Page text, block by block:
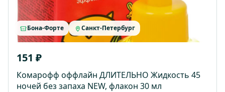
Бона-Форте Санкт-Петербург
151 ₽
Комарофф оффлайн ДЛИТЕЛЬНО Жидкость 45
ночей без запаха NEW, флакон 30 мл